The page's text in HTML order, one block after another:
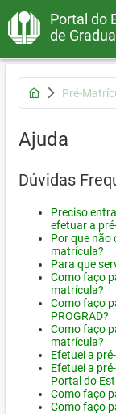
Portal do
de
Pré-
Ajuda
Dúvidas
Preciso
efetuar a
Por que não
matrícula?
Para que
Como faço
matrícula?
Como faço
PROGRAD?
Como faço
matrícula?
Efetuei a
Efetuei a
Portal do
Como faço
Como faço